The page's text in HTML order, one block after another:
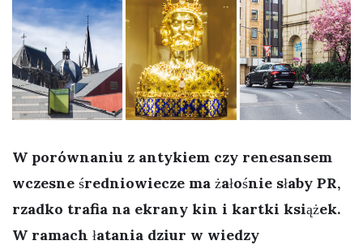
W porównaniu z antykiem czy renesansem
wczesne średniowiecze ma żałośnie słaby PR,
rzadko trafia na ekrany kin i kartki książek.
W ramach łatania dziur w wiedzy